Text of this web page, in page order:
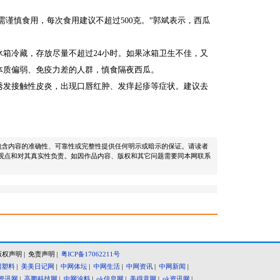
慎食用，每次食用建议不超过500克。”郭斌表示，西瓜
冷藏，存放尽量不超过24小时。如果冰箱卫生不佳，又
偏弱、免疫力差的人群，慎食隔夜西瓜。
接触性皮炎，出现口唇红肿、发痒起疹等症状。建议去
内容的准确性、可靠性或完整性提供任何明示或暗示的保证。请读者
和对其真实性负责。如因作品内容、版权和其它问题需要同本网联系
权声明 | 免责声明 | 粤ICP备17062211号
塑料 | 美美日记网 | 中网体坛 | 中网生活 | 中网资讯 | 中网新闻 |